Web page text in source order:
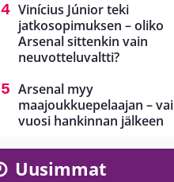
Vinícius Júnior teki
jatkosopimuksen – oliko
Arsenal sittenkin vain
neuvotteluvaltti?
Arsenal myy
maajoukkuepelaajan –
vuosi hankinnan jälkeen
Uusimmat